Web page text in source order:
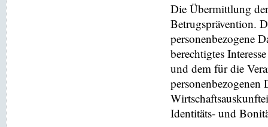
Die Übermittlung
Betrugsprävention.
personenbezogene
berechtigtes
und dem für die
personenbezogenen
Identitäts- und